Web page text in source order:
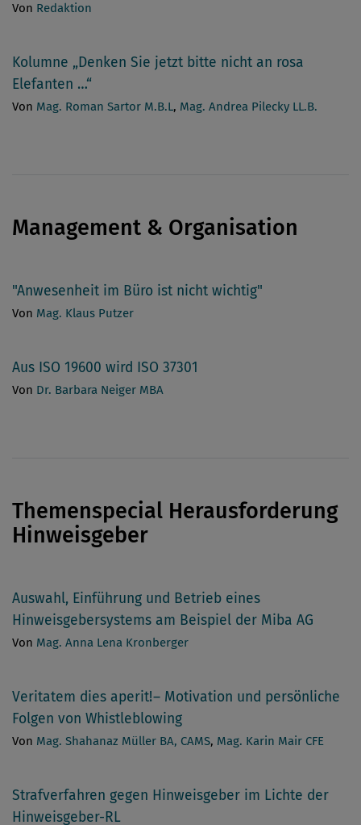
Von Redaktion
Kolumne „Denken Sie jetzt bitte nicht an rosa
Elefanten …“
Von Mag. Roman Sartor M.B.L, Mag. Andrea Pilecky LL.B.
Management & Organisation
"Anwesenheit im Büro ist nicht wichtig"
Von Mag. Klaus Putzer
Aus ISO 19600 wird ISO 37301
Von Dr. Barbara Neiger MBA
Themenspecial Herausforderung
Hinweisgeber
Auswahl, Einführung und Betrieb eines
Hinweisgebersystems am Beispiel der Miba AG
Von Mag. Anna Lena Kronberger
Veritatem dies aperit! – Motivation und ­persönliche
Folgen von Whistleblowing
Von Mag. Shahanaz Müller BA, CAMS, Mag. Karin Mair CFE
Strafverfahren gegen Hinweisgeber im Lichte der
Hinweisgeber-RL